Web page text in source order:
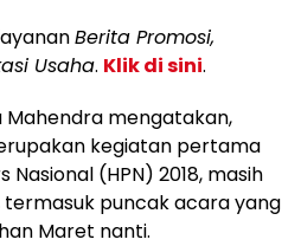
Berita Promosi,
Usaha. Klik di sini.
Mahendra mengatakan,
kegiatan pertama
Nasional (HPN) 2018, masih
termasuk puncak acara yang
Maret nanti.